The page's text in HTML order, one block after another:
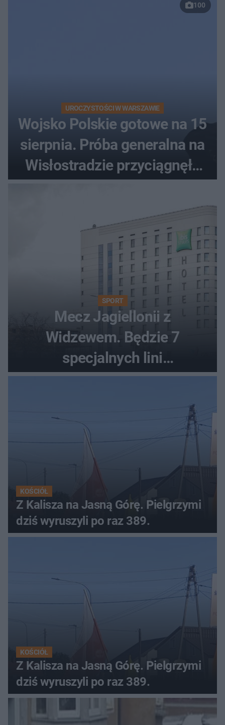
100
UROCZYSTOŚCI W WARSZAWIE
Wojsko Polskie gotowe na 15
sierpnia. Próba generalna na
Wisłostradzie przyciągnęła
tłumy
SPORT
Mecz Jagiellonii z
Widzewem. Będzie 7
specjalnych lini
autobusowych
KOŚCIÓŁ
Z Kalisza na Jasną Górę. Pielgrzymi
dziś wyruszyli po raz 389.
KOŚCIÓŁ
Z Kalisza na Jasną Górę. Pielgrzymi
dziś wyruszyli po raz 389.